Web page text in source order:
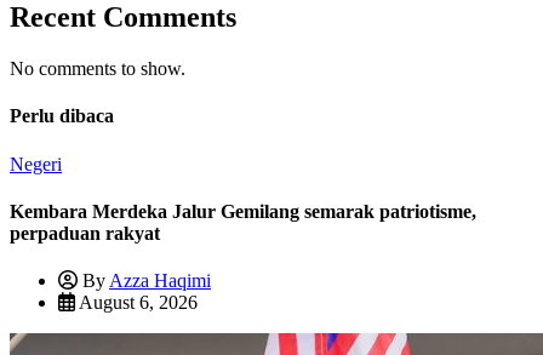
Recent Comments
No comments to show.
Perlu dibaca
Negeri
Kembara Merdeka Jalur Gemilang semarak patriotisme,
perpaduan rakyat
By Azza Haqimi
August 6, 2026